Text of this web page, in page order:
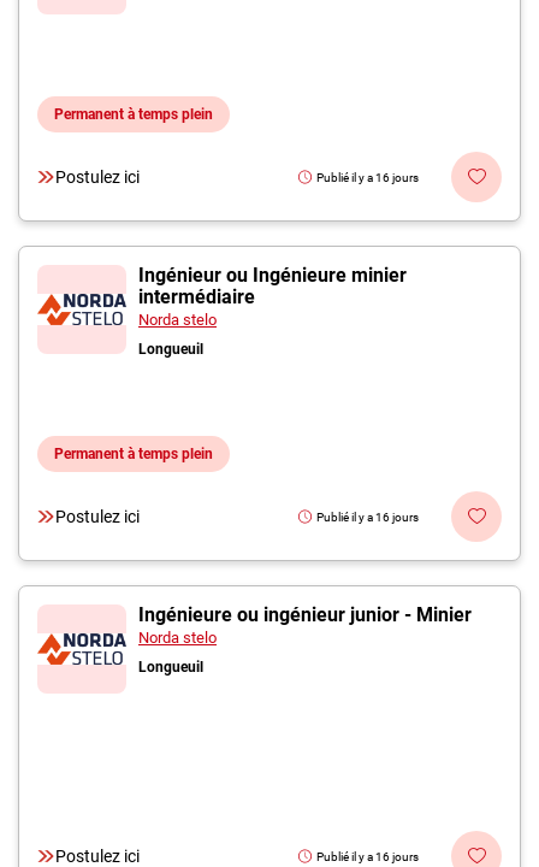
Permanent à temps plein
Postulez ici Publié il y a 16 jours
Ingénieur ou Ingénieure minier
intermédiaire
Norda stelo
Longueuil
Permanent à temps plein
Postulez ici Publié il y a 16 jours
Ingénieure ou ingénieur junior - Minier
Norda stelo
Longueuil
Postulez ici Publié il y a 16 jours